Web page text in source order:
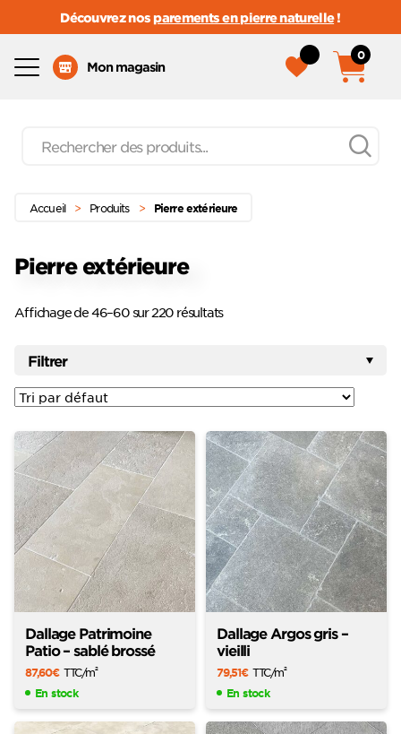
Découvrez nosparements en pierre naturelle!
Mon magasin
0
contenu
Menu
Accueil > Produits > Pierre extérieure
Filtrer
Pierre extérieure
Affichage de 46–60 sur 220 résultats
Dallage Patrimoine
Patio – sablé brossé
87,60€ TTC/m2
En stock
Dallage Argos gris –
vieilli
79,51€ TTC/m2
En stock